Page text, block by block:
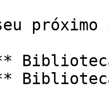
próximo